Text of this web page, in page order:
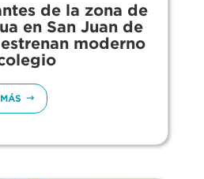
de la zona de
en San Juan de
moderno